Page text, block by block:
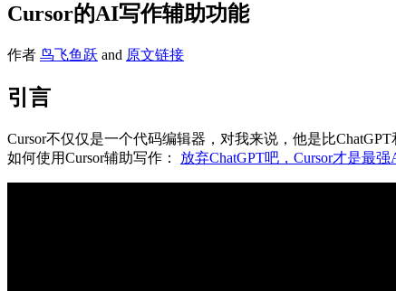
Cursor的AI写作辅助功能
作者 鸟飞鱼跃 and 原文链接
引言
Cursor不仅仅是一个代码编辑器，对我来说，他是比
如何使用Cursor辅助写作： 放弃ChatGPT吧，Cursor才是最强